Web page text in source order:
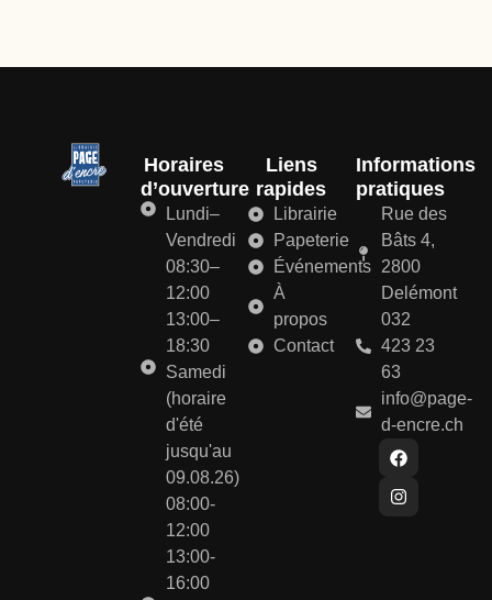
Horaires
d’ouverture
Lundi–
Vendredi
08:30–
12:00
13:00–
18:30
Samedi
(horaire
d'été
jusqu'au
09.08.26)
08:00-
12:00
13:00-
16:00
Liens
rapides
Librairie
Papeterie
Événements
À
propos
Contact
Informations
pratiques
Rue des
Bâts 4,
2800
Delémont
032
423 23
63
info@page-
d-encre.ch